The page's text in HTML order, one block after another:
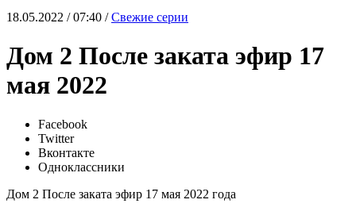
18.05.2022 / 07:40 /Свежие серии
Дом 2 После заката эфир 17
мая 2022
Facebook
Twitter
Вконтакте
Одноклассники
Дом 2 После заката эфир 17 мая 2022 года